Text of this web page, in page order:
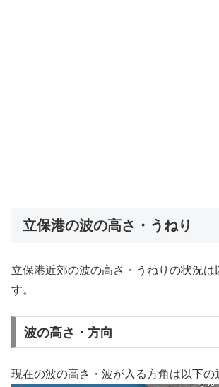
立保港の波の高さ・うねり
立保港近郊の波の高さ・うねりの状況は
す。
波の高さ・方向
現在の波の高さ・波が入る方角は以下の